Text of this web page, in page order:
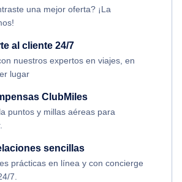
una mejor oferta? ¡La
al cliente 24/7
nuestros expertos en viajes, en
lugar
ClubMiles
puntos y millas aéreas para
sencillas
prácticas en línea y con concierge
7.